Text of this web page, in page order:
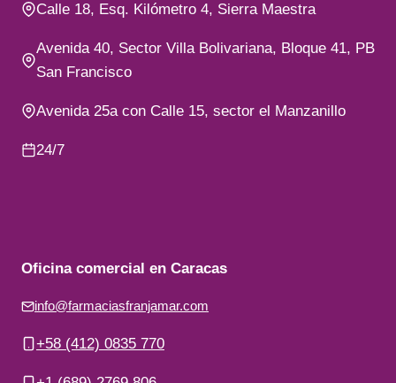
Calle 18, Esq. Kilómetro 4, Sierra Maestra
Avenida 40, Sector Villa Bolivariana, Bloque 41, PB
San Francisco
Avenida 25a con Calle 15, sector el Manzanillo
24/7
Oficina comercial en Caracas
info@farmaciasfranjamar.com
+58 (412) 0835 770